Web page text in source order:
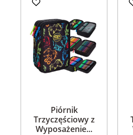
Piórnik
Trzyczęściowy z
Wyposażenie...